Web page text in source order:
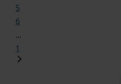
5
6
...
1